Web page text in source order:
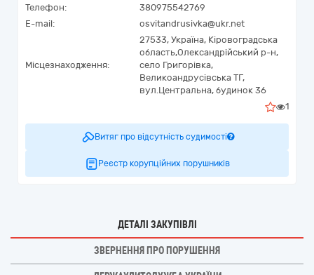
Телефон:
380975542769
E-mail:
osvitandrusivka@ukr.net
Місцезнаходження:
27533, Україна, Кіровоградська
область,Олександрійський р-н,
село Григорівка,
Великоандрусівська ТГ,
вул.Центральна, будинок 36
1
Витяг про відсутність судимості
Реєстр корупційних порушників
ДЕТАЛІ ЗАКУПІВЛІ
ЗВЕРНЕННЯ ПРО ПОРУШЕННЯ